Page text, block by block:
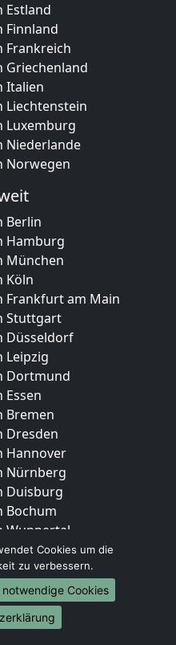
Estland
Finnland
Frankreich
Griechenland
Italien
Liechtenstein
Luxemburg
Niederlande
Norwegen
Berlin
Hamburg
München
Köln
Frankfurt am Main
Stuttgart
Düsseldorf
Leipzig
Dortmund
Essen
Bremen
Dresden
Hannover
Nürnberg
Duisburg
Bochum
Wuppertal
Bielefeld
Bonn
Münster
Cookies um die
zu verbessern.
notwendige Cookies